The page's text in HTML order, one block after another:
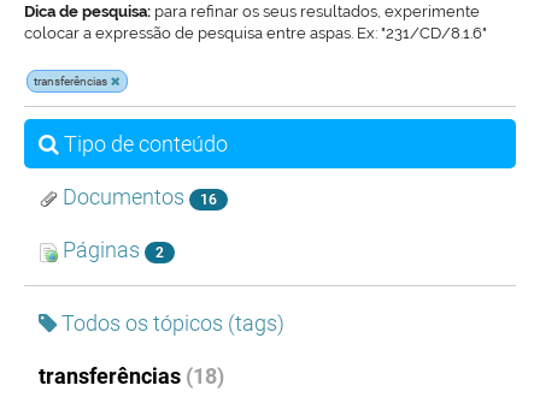
Dica de pesquisa: para refinar os seus resultados, experimente
colocar a expressão de pesquisa entre aspas. Ex: "231/CD/8.1.6"
transferências
Tipo de conteúdo
Documentos 16
Páginas 2
Todos os tópicos (tags)
transferências (18)